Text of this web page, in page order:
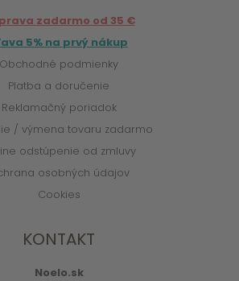
zadarmo od 35 €
5% na prvý nákup
Obchodné podmienky
Platba a doručenie
Reklamačný poriadok
/ výmena tovaru zadarmo
odstúpenie od zmluvy
osobných údajov
Cookies
KONTAKT
Noelo.sk